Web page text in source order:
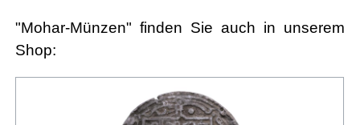
"Mohar-Münzen" finden Sie auch in unserem
Shop: